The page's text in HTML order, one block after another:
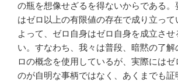
の瓶を想像せざるを得ないからである。
はゼロ以上の有限値の存在で成り立って
よって、ゼロ自身はゼロ自身を成立させ
い。すなわち、我々は普段、暗黙の了
ロの概念を使用しているが、実際にはゼ
のが自明な事柄ではなく、あくまでも証